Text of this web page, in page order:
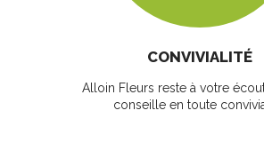
CONVIVIALITÉ
Alloin Fleurs reste à votre
conseille en toute